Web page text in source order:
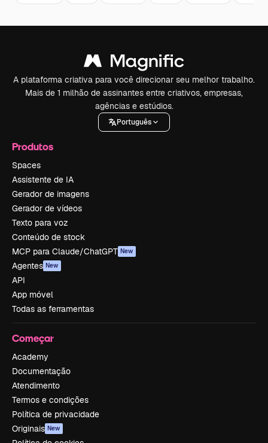
A plataforma criativa para você direcionar seu melhor trabalho.
Mais de 1 milhão de assinantes entre criativos, empresas,
agências e estúdios.
Português
Produtos
Spaces
Assistente de IA
Gerador de imagens
Gerador de vídeos
Texto para voz
Conteúdo de stock
MCP para Claude/ChatGPT New
Agentes New
API
App móvel
Todas as ferramentas
Começar
Academy
Documentação
Atendimento
Termos e condições
Política de privacidade
Originais New